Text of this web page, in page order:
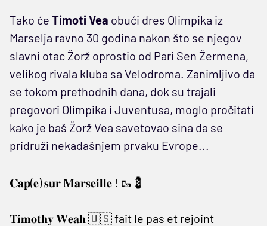
Tako će Timoti Vea obući dres Olimpika iz
Marselja ravno 30 godina nakon što se njegov
slavni otac Žorž oprostio od Pari Sen Žermena,
velikog rivala kluba sa Velodroma. Zanimljivo da
se tokom prethodnih dana, dok su trajali
pregovori Olimpika i Juventusa, moglo pročitati
kako je baš Žorž Vea savetovao sina da se
pridruži nekadašnjem prvaku Evrope...
𝐂𝐚𝐩(𝐞) 𝐬𝐮𝐫 𝐌𝐚𝐫𝐬𝐞𝐢𝐥𝐥𝐞 ! 🥾💈
𝐓𝐢𝐦𝐨𝐭𝐡𝐲 𝐖𝐞𝐚𝐡 🇺🇸 fait le pas et rejoint